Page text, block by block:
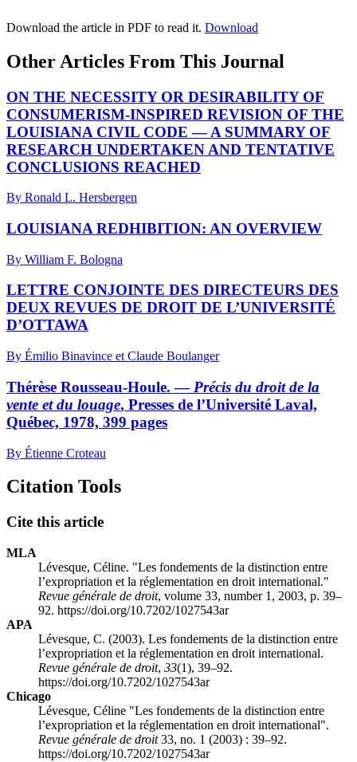
Download the article in PDF to read it. Download
Other Articles From This Journal
ON THE NECESSITY OR DESIRABILITY OF
CONSUMERISM-INSPIRED REVISION OF THE
LOUISIANA CIVIL CODE — A SUMMARY OF
RESEARCH UNDERTAKEN AND TENTATIVE
CONCLUSIONS REACHED
By Ronald L. Hersbergen
LOUISIANA REDHIBITION: AN OVERVIEW
By William F. Bologna
LETTRE CONJOINTE DES DIRECTEURS DES
DEUX REVUES DE DROIT DE L’UNIVERSITÉ
D’OTTAWA
By Émilio Binavince et Claude Boulanger
Thérèse Rousseau-Houle. — Précis du droit de la
vente et du louage, Presses de l’Université Laval,
Québec, 1978, 399 pages
By Étienne Croteau
Citation Tools
Cite this article
MLA
Lévesque, Céline. "Les fondements de la distinction entre
l’expropriation et la réglementation en droit international."
Revue générale de droit, volume 33, number 1, 2003, p. 39–
92. https://doi.org/10.7202/1027543ar
APA
Lévesque, C. (2003). Les fondements de la distinction entre
l’expropriation et la réglementation en droit international.
Revue générale de droit, 33(1), 39–92.
https://doi.org/10.7202/1027543ar
Chicago
Lévesque, Céline "Les fondements de la distinction entre
l’expropriation et la réglementation en droit international".
Revue générale de droit33, no. 1 (2003) : 39–92.
https://doi.org/10.7202/1027543ar